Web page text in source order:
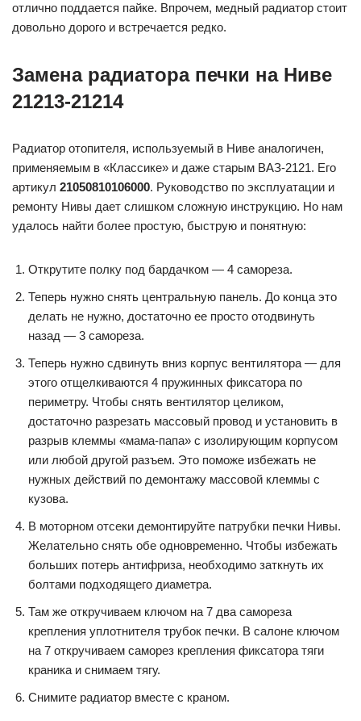
отлично поддается пайке. Впрочем, медный радиатор стоит
довольно дорого и встречается редко.
Замена радиатора печки на Ниве
21213-21214
Радиатор отопителя, используемый в Ниве аналогичен,
применяемым в «Классике» и даже старым ВАЗ-2121. Его
артикул 21050810106000. Руководство по эксплуатации и
ремонту Нивы дает слишком сложную инструкцию. Но нам
удалось найти более простую, быструю и понятную:
Открутите полку под бардачком — 4 самореза.
Теперь нужно снять центральную панель. До конца это
делать не нужно, достаточно ее просто отодвинуть
назад — 3 самореза.
Теперь нужно сдвинуть вниз корпус вентилятора — для
этого отщелкиваются 4 пружинных фиксатора по
периметру. Чтобы снять вентилятор целиком,
достаточно разрезать массовый провод и установить в
разрыв клеммы «мама-папа» с изолирующим корпусом
или любой другой разъем. Это поможе избежать не
нужных действий по демонтажу массовой клеммы с
кузова.
В моторном отсеки демонтируйте патрубки печки Нивы.
Желательно снять обе одновременно. Чтобы избежать
больших потерь антифриза, необходимо заткнуть их
болтами подходящего диаметра.
Там же откручиваем ключом на 7 два самореза
крепления уплотнителя трубок печки. В салоне ключом
на 7 откручиваем саморез крепления фиксатора тяги
краника и снимаем тягу.
Снимите радиатор вместе с краном.